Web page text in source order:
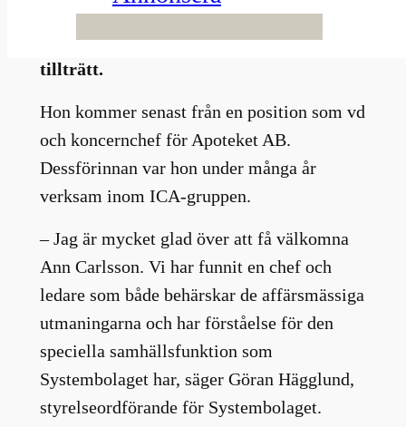
Magdalena Gerger sin post. Nya chefen
heter Ann Carlsson och har precis
tillträtt.
Hon kommer senast från en position som vd
och koncernchef för Apoteket AB.
Dessförinnan var hon under många år
verksam inom ICA-gruppen.
– Jag är mycket glad över att få välkomna
Ann Carlsson. Vi har funnit en chef och
ledare som både behärskar de affärsmässiga
utmaningarna och har förståelse för den
speciella samhällsfunktion som
Systembolaget har, säger Göran Hägglund,
styrelseordförande för Systembolaget.